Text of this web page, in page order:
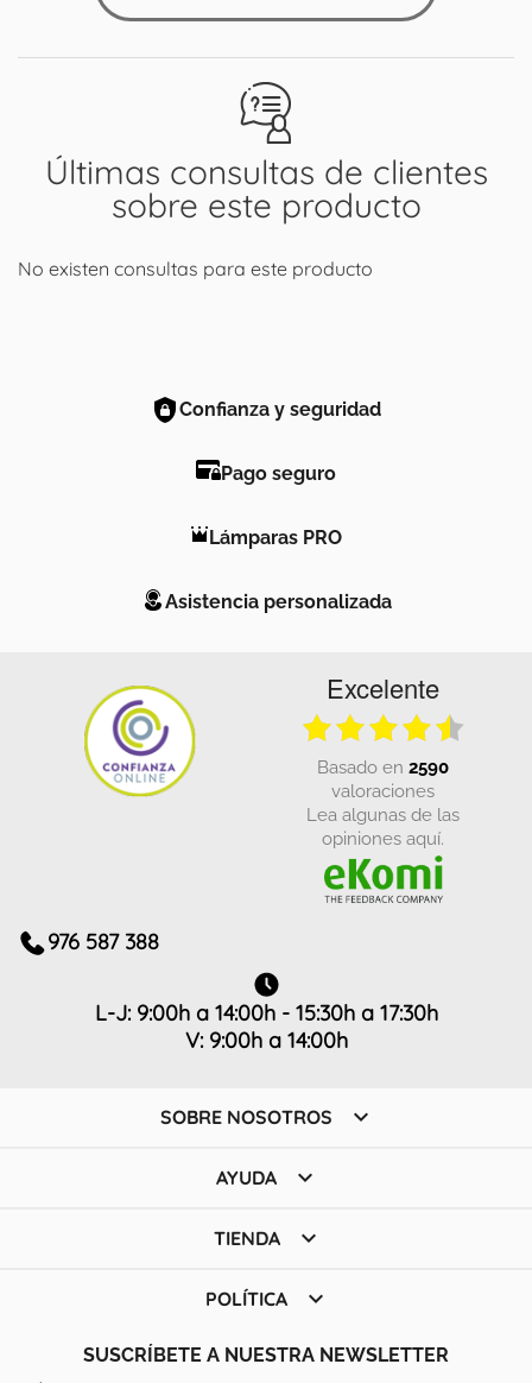
Últimas consultas de clientes
sobre este producto
No existen consultas para este producto
Confianza y seguridad
Pago seguro
Lámparas PRO
Asistencia personalizada
Excelente
basado en 2590
valoraciones
Lea algunas de las
opiniones aquí.
976 587 388
L-J: 9:00h a 14:00h - 15:30h a 17:30h
V: 9:00h a 14:00h
SOBRE NOSOTROS 
AYUDA 
TIENDA 
POLÍTICA 
SUSCRÍBETE A NUESTRA NEWSLETTER